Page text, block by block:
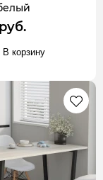
В корзину